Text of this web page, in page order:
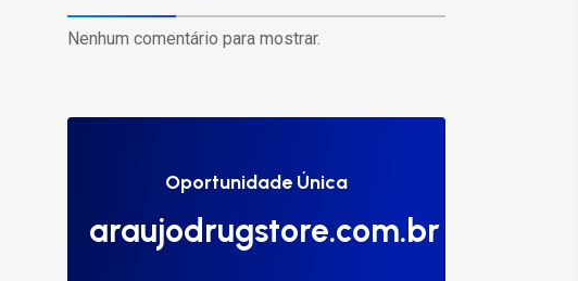
Nenhum comentário para mostrar.
Oportunidade Única
araujodrugstore.com.br